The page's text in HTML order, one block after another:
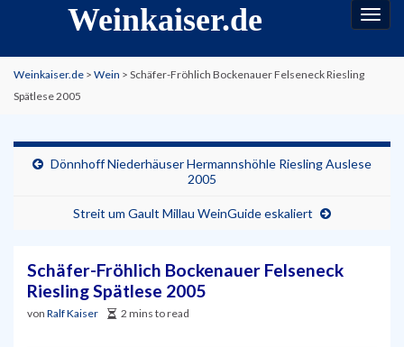
Weinkaiser.de
Weinkaiser.de > Wein > Schäfer-Fröhlich Bockenauer Felseneck Riesling
Spätlese 2005
Dönnhoff Niederhäuser Hermannshöhle Riesling Auslese
2005
Streit um Gault Millau WeinGuide eskaliert
Schäfer-Fröhlich Bockenauer Felseneck
Riesling Spätlese 2005
von Ralf Kaiser 2 mins to read